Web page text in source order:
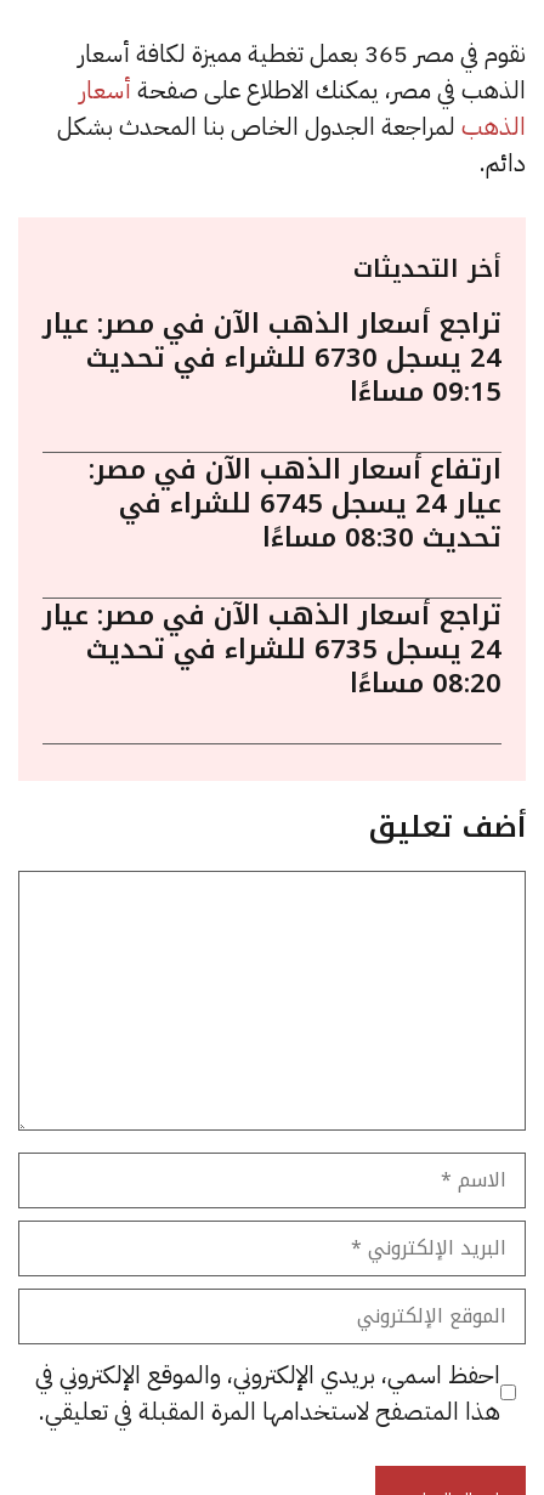
نقوم في مصر 365 بعمل تغطية مميزة لكافة أسعار
الذهب في مصر، يمكنك الاطلاع على صفحة أسعار
الذهب لمراجعة الجدول الخاص بنا المحدث بشكل
دائم.
أخر التحديثات
تراجع أسعار الذهب الآن في مصر: عيار
24 يسجل 6730 للشراء في تحديث
09:15 مساءًا
ارتفاع أسعار الذهب الآن في مصر:
عيار 24 يسجل 6745 للشراء في
تحديث 08:30 مساءًا
تراجع أسعار الذهب الآن في مصر: عيار
24 يسجل 6735 للشراء في تحديث
08:20 مساءًا
أضف تعليق
الاسم
البريد
الإلكتروني
الموقع
الإلكتروني
احفظ اسمي، بريدي الإلكتروني، والموقع الإلكتروني في
هذا المتصفح لاستخدامها المرة المقبلة في تعليقي.